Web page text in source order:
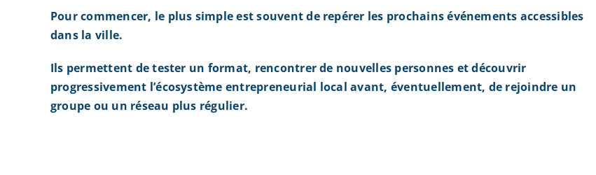
Pour commencer, le plus simple est souvent de repérer les prochains événements accessibles
dans la ville.
Ils permettent de tester un format, rencontrer de nouvelles personnes et découvrir
progressivement l’écosystème entrepreneurial local avant, éventuellement, de rejoindre un
groupe ou un réseau plus régulier.